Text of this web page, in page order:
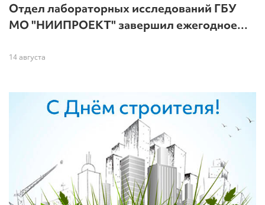
Отдел лабораторных исследований ГБУ
МО "НИИПРОЕКТ" завершил ежегодное…
14 августа